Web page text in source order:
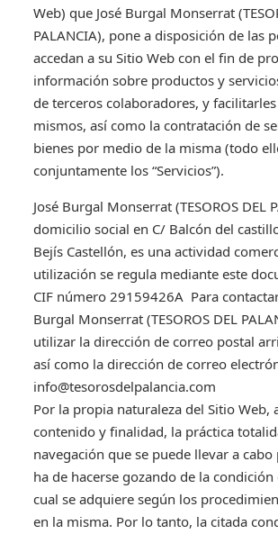
Web) que José Burgal Monserrat
PALANCIA), pone a disposición de las
accedan a su Sitio Web con el fin de
información sobre productos y
de terceros colaboradores, y
mismos, así como la contratación de
bienes por medio de la misma (todo
conjuntamente los “Servicios”).
José Burgal Monserrat (TESOROS DEL
domicilio social en C/ Balcón del
Bejís Castellón, es una actividad
utilización se regula mediante este
CIF número 29159426A Para
Burgal Monserrat (TESOROS DEL
utilizar la dirección de correo postal
así como la dirección de correo
info@tesorosdelpalancia.com
Por la propia naturaleza del Sitio Web,
contenido y finalidad, la práctica
navegación que se puede llevar a
ha de hacerse gozando de la condición
cual se adquiere según los
en la misma. Por lo tanto, la citada